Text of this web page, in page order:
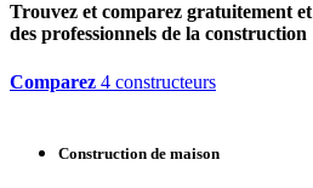
Trouvez et comparez gratuitement et
des professionnels de la construction
Comparez 4 constructeurs
Construction de maison